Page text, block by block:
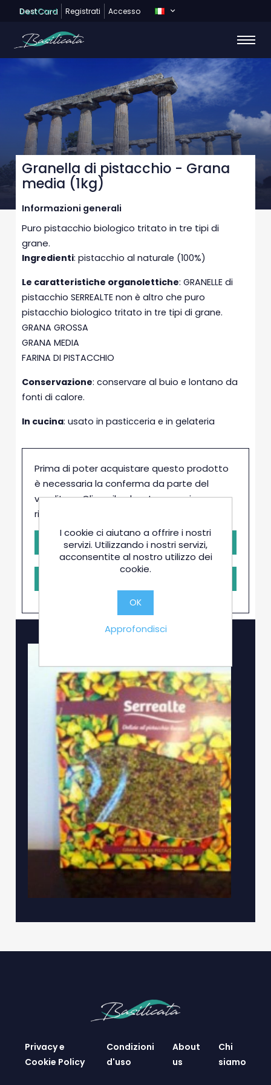
DestCard Registrati Accesso
Granella di pistacchio - Grana
media (1kg)
Informazioni generali
Puro pistacchio biologico tritato in tre tipi di
grane.
Ingredienti: pistacchio al naturale (100%)
Le caratteristiche organolettiche: GRANELLE di
pistacchio SERREALTE non è altro che puro
pistacchio biologico tritato in tre tipi di grane.
GRANA GROSSA
GRANA MEDIA
FARINA DI PISTACCHIO
Conservazione: conservare al buio e lontano da
fonti di calore.
In cucina: usato in pasticceria e in gelateria
Prima di poter acquistare questo prodotto
è necessaria la conferma da parte del
venditore. Clicca il pulsante e sarai
ricontattato in brevissimo tempo
- +
Privacy e
Cookie Policy
Condizioni
d'uso
About
us
Chi
siamo
I cookie ci aiutano a offrire i nostri
servizi. Utilizzando i nostri servizi,
acconsentite al nostro utilizzo dei
cookie.
OK
Approfondisci